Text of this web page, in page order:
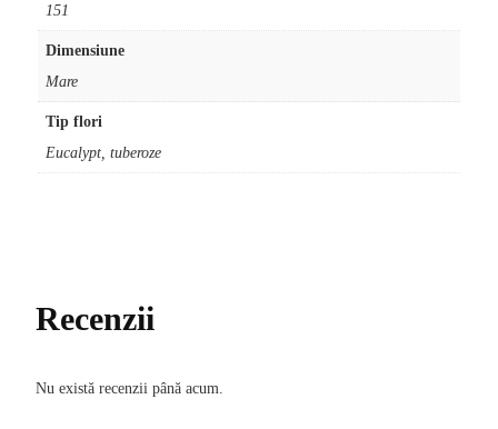
151
Dimensiune
Mare
Tip flori
Eucalypt, tuberoze
Recenzii
Nu există recenzii până acum.